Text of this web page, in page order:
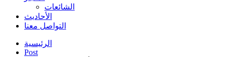
الشائعات
الأحادیث
التواصل معنا
الرئيسية
Post